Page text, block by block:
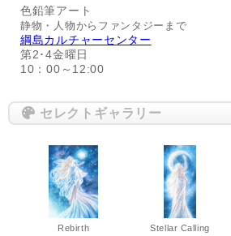
色鉛筆アート
静物・人物からファンタジーまで
綱島カルチャーセンター
第2･4金曜日
10：00～12:00
セレクトギャラリー
Rebirth Stellar Calling